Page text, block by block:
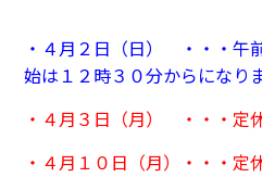
・４月２日（日） ・・・午
始は１２時３０分からになりま
・４月３日（月） ・・・定
・４月１０日（月）・・・定